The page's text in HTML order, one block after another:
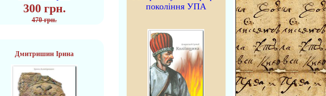
300 грн.
470 грн.
Дмитришин Ірина
покоління УПА